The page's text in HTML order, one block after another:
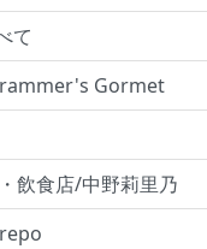
て
Gormet
飲食店/中野莉里乃